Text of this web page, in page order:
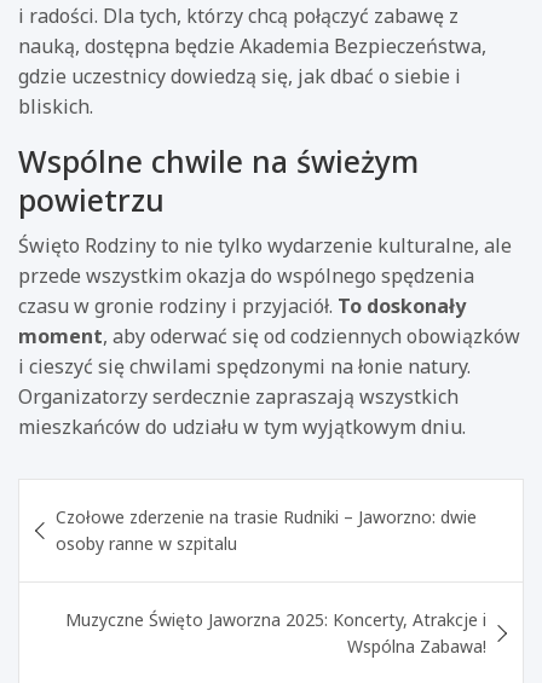
i radości. Dla tych, którzy chcą połączyć zabawę z
nauką, dostępna będzie Akademia Bezpieczeństwa,
gdzie uczestnicy dowiedzą się, jak dbać o siebie i
bliskich.
Wspólne chwile na świeżym
powietrzu
Święto Rodziny to nie tylko wydarzenie kulturalne, ale
przede wszystkim okazja do wspólnego spędzenia
czasu w gronie rodziny i przyjaciół. To doskonały
moment, aby oderwać się od codziennych obowiązków
i cieszyć się chwilami spędzonymi na łonie natury.
Organizatorzy serdecznie zapraszają wszystkich
mieszkańców do udziału w tym wyjątkowym dniu.
wpisu
Czołowe zderzenie na trasie Rudniki – Jaworzno: dwie
osoby ranne w szpitalu
Muzyczne Święto Jaworzna 2025: Koncerty, Atrakcje i
Wspólna Zabawa!